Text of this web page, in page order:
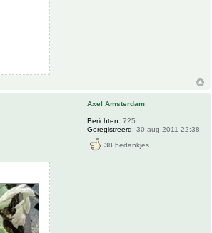
Axel Amsterdam
Berichten: 725
Geregistreerd: 30 aug 2011 22:38
38 bedankjes